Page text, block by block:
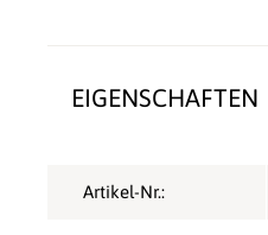
EIGENSCHAFTEN
Artikel-Nr.: